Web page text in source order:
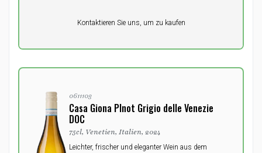
Kontaktieren Sie uns, um zu kaufen
0611103
Casa Giona PInot Grigio delle Venezie
DOC
75cl, Venetien, Italien, 2024
Leichter, frischer und eleganter Wein aus dem